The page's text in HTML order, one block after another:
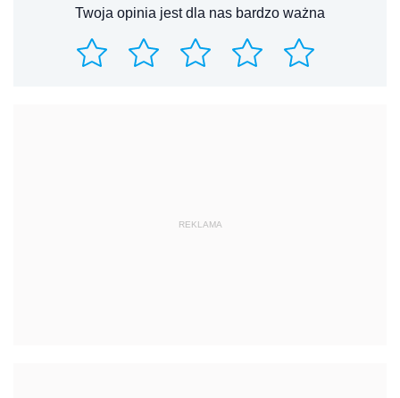
Twoja opinia jest dla nas bardzo ważna
REKLAMA